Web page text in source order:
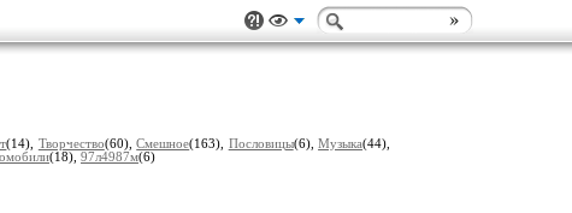
(14), Творчество(60),Смешное(163), Пословицы(6),Музыка(44),
(18), 97л4987м(6)